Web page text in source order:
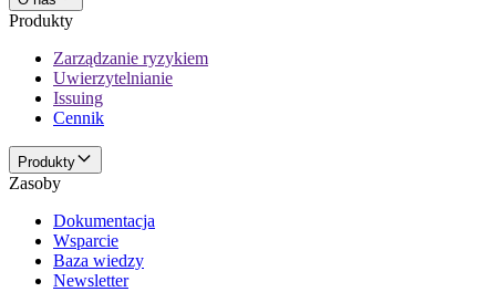
Produkty
Zarządzanie ryzykiem
Uwierzytelnianie
Issuing
Cennik
Produkty
Zasoby
Dokumentacja
Wsparcie
Baza wiedzy
Newsletter